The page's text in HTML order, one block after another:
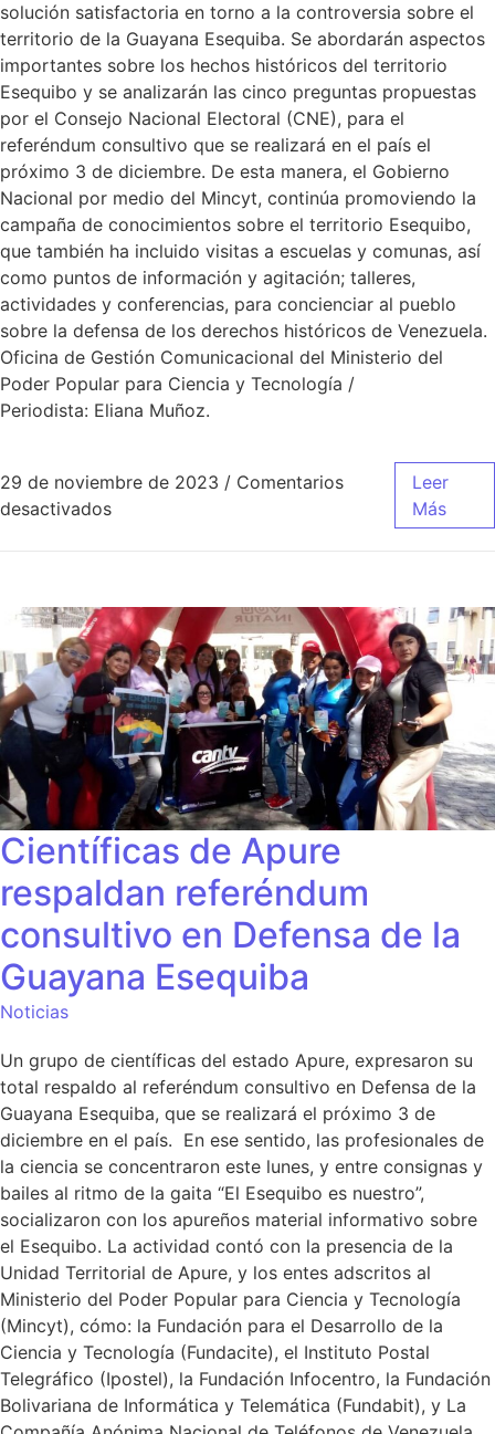
solución satisfactoria en torno a la controversia sobre el
territorio de la Guayana Esequiba. Se abordarán aspectos
importantes sobre los hechos históricos del territorio
Esequibo y se analizarán las cinco preguntas propuestas
por el Consejo Nacional Electoral (CNE), para el
referéndum consultivo que se realizará en el país el
próximo 3 de diciembre. De esta manera, el Gobierno
Nacional por medio del Mincyt, continúa promoviendo la
campaña de conocimientos sobre el territorio Esequibo,
que también ha incluido visitas a escuelas y comunas, así
como puntos de información y agitación; talleres,
actividades y conferencias, para concienciar al pueblo
sobre la defensa de los derechos históricos de Venezuela.
Oficina de Gestión Comunicacional del Ministerio del
Poder Popular para Ciencia y Tecnología /
Periodista: Eliana Muñoz.
29 de noviembre de 2023 / Comentarios
desactivados
Leer
Más
Científicas de Apure
respaldan referéndum
consultivo en Defensa de la
Guayana Esequiba
Noticias
Un grupo de científicas del estado Apure, expresaron su
total respaldo al referéndum consultivo en Defensa de la
Guayana Esequiba, que se realizará el próximo 3 de
diciembre en el país. En ese sentido, las profesionales de
la ciencia se concentraron este lunes, y entre consignas y
bailes al ritmo de la gaita “El Esequibo es nuestro”,
socializaron con los apureños material informativo sobre
el Esequibo. La actividad contó con la presencia de la
Unidad Territorial de Apure, y los entes adscritos al
Ministerio del Poder Popular para Ciencia y Tecnología
(Mincyt), cómo: la Fundación para el Desarrollo de la
Ciencia y Tecnología (Fundacite), el Instituto Postal
Telegráfico (Ipostel), la Fundación Infocentro, la Fundación
Bolivariana de Informática y Telemática (Fundabit), y La